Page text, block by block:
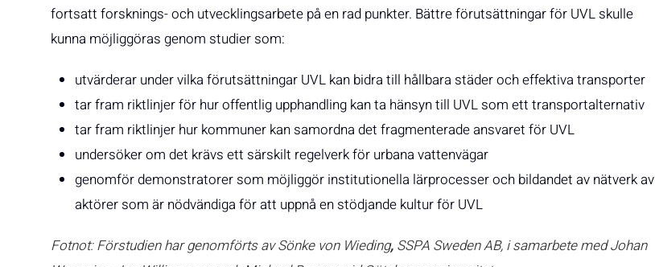
fortsatt forsknings- och utvecklingsarbete på en rad punkter. Bättre förutsättningar för UVL skulle
kunna möjliggöras genom studier som:
utvärderar under vilka förutsättningar UVL kan bidra till hållbara städer och effektiva transporter
tar fram riktlinjer för hur offentlig upphandling kan ta hänsyn till UVL som ett transportalternativ
tar fram riktlinjer hur kommuner kan samordna det fragmenterade ansvaret för UVL
undersöker om det krävs ett särskilt regelverk för urbana vattenvägar
genomför demonstratorer som möjliggör institutionella lärprocesser och bildandet av nätverk av
aktörer som är nödvändiga för att uppnå en stödjande kultur för UVL
Fotnot: Förstudien har genomförts av Sönke von Wieding, SSPA Sweden AB, i samarbete med Johan